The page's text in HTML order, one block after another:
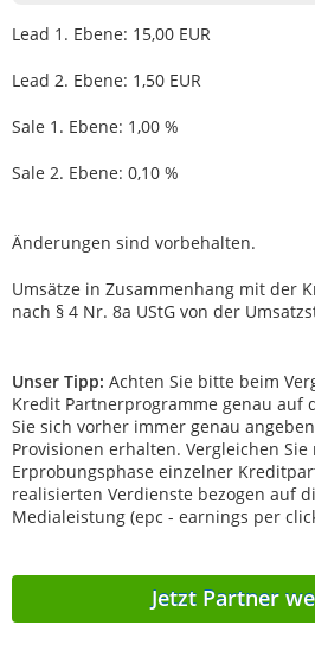
Lead 1. Ebene: 15,00 EUR
Lead 2. Ebene: 1,50 EUR
Sale 1. Ebene: 1,00 %
Sale 2. Ebene: 0,10 %
Änderungen sind vorbehalten.
Umsätze in Zusammenhang mit der
nach § 4 Nr. 8a UStG von der
Unser Tipp: Achten Sie bitte beim
Kredit Partnerprogramme genau auf
Sie sich vorher immer genau
Provisionen erhalten. Vergleichen
Erprobungsphase einzelner
realisierten Verdienste bezogen auf
Medialeistung (epc - earnings per
Jetzt Partner